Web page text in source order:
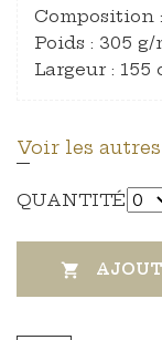
Composition :
Poids : 305 g/
Largeur : 155
Voir les autres
QUANTITÉ
